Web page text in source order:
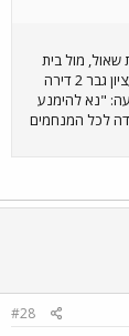
שאול, מול בית
החולים הרצוג בירושלים. יושבים שבעה בבית: רחוב עציון גבר 2 דירה
"נא להימנע
לכל המנחמים
#28